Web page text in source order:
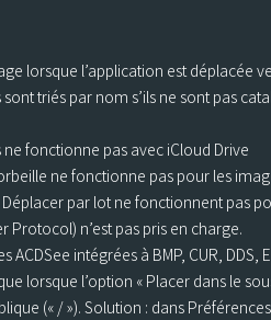
lorsque l’application est
triés par nom s’ils ne sont pas
fonctionne pas avec iCloud Drive
ne fonctionne pas pour les
par lot ne fonctionnent pas
n’est pas pris en charge.
intégrées à BMP, CUR, DDS,
lorsque l’option « Placer dans le
(« / »). Solution : dans